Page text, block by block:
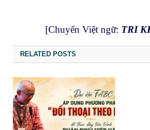
[Chuyển Việt ngữ: TRI
RELATED POSTS